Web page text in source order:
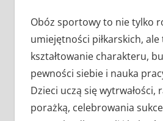
Obóz sportowy to nie tylko
umiejętności piłkarskich, ale
kształtowanie charakteru,
pewności siebie i nauka
Dzieci uczą się wytrwałości,
porażką, celebrowania